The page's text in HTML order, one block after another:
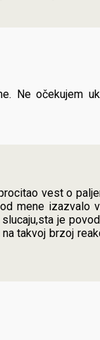
Ne očekujem
vest o
mene
je
takvoj brzoj